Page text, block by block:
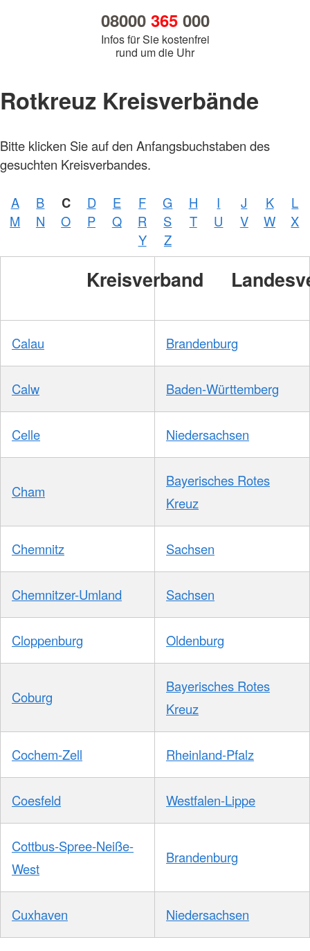
08000 365000
Infos für Sie kostenfrei
rund um die Uhr
Rotkreuz Kreisverbände
Bitte klicken Sie auf den Anfangsbuchstaben des
gesuchten Kreisverbandes.
A B C D E F G H I J K
L
M
N O P Q R S T U V W
X
Y
Z
Kreisverband
Calau Brandenburg
Calw Baden-Württemberg
Celle Niedersachsen
Cham
Bayerisches Rotes
Kreuz
Chemnitz Sachsen
Chemnitzer-Umland Sachsen
Cloppenburg Oldenburg
Coburg
Bayerisches Rotes
Kreuz
Cochem-Zell Rheinland-Pfalz
Coesfeld Westfalen-Lippe
Cottbus-Spree-Neiße-
West
Brandenburg
Cuxhaven Niedersachsen